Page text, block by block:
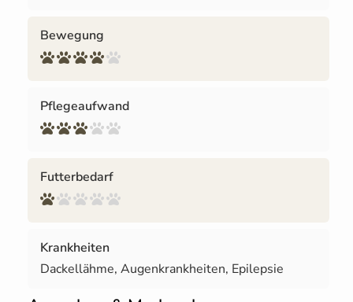
Bewegung
Pflegeaufwand
Futterbedarf
Krankheiten
Dackellähme, Augenkrankheiten, Epilepsie